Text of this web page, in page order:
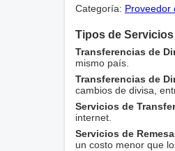
Categoría: Proveedor
Tipos de Servicios
Transferencias de
mismo país.
Transferencias de
cambios de divisa,
Servicios de
internet.
Servicios de
un costo menor que